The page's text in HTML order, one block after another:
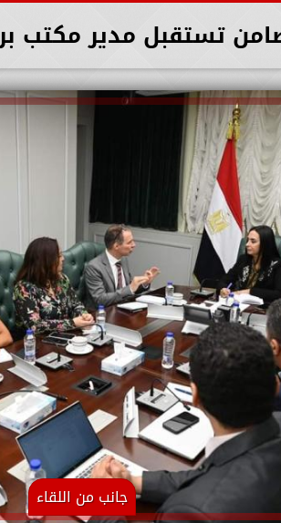
تستقبل مدير مكتب
جانب من اللقاء